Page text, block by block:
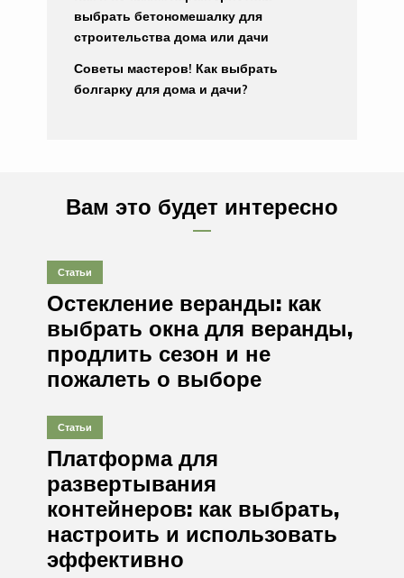
выбрать бетономешалку для
строительства дома или дачи
Советы мастеров! Как выбрать
болгарку для дома и дачи?
Вам это будет интересно
Статьи
Остекление веранды: как
выбрать окна для веранды,
продлить сезон и не
пожалеть о выборе
Статьи
Платформа для
развертывания
контейнеров: как выбрать,
настроить и использовать
эффективно